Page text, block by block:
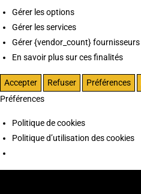
Gérer les options
Gérer les services
Gérer {vendor_count} fournisseurs
En savoir plus sur ces finalités
Accepter Refuser Préférences
Préférences
Politique de cookies
Politique d’utilisation des cookies